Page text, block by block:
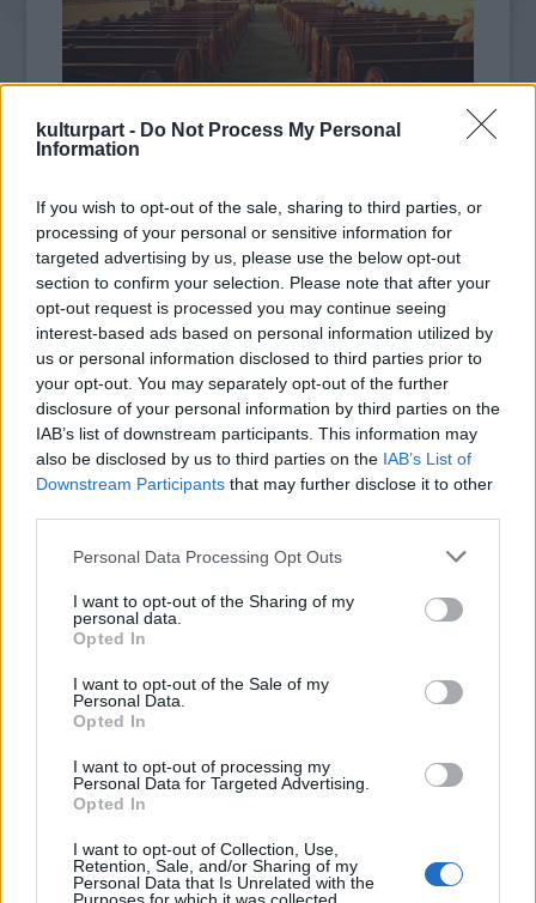
kulturpart - Do Not Process My Personal
Information
If you wish to opt-out of the sale, sharing to third parties, or
processing of your personal or sensitive information for
targeted advertising by us, please use the below opt-out
section to confirm your selection. Please note that after your
opt-out request is processed you may continue seeing
interest-based ads based on personal information utilized by
us or personal information disclosed to third parties prior to
your opt-out. You may separately opt-out of the further
disclosure of your personal information by third parties on the
IAB’s list of downstream participants. This information may
also be disclosed by us to third parties on the IAB’s List of
Downstream Participants that may further disclose it to other
Please note that this website/app uses one or more Google
not limited to your visit or usage behaviour. You may click to
grant or deny consent to Google and its third-party tags to
use your data for below specified purposes in below Google
consent section.
Personal Data Processing Opt Outs
I want to opt-out of the Sharing of my
personal data.
Opted In
I want to opt-out of the Sale of my
Personal Data.
Opted In
I want to opt-out of processing my
Personal Data for Targeted Advertising.
Opted In
I want to opt-out of Collection, Use,
Retention, Sale, and/or Sharing of my
Personal Data that Is Unrelated with the
Az Algériában született 59 éves Benzizine
helyszínek közé tartozó épületen. "Mikor 37
évvel ezelőtt elkezdtem templomokon
dolgozni, még bűnnek számított, ha egy
muszlim mecseten kívül más vallás szent
helyére is belépett" - mondta a férfi, aki úgy
tekint a róla mintázott vízköpőre, mint "a
béke és a tolerancia üzenetére", de
ugyanakkor mulattatja is a dolog. "Úgy néz ki,
mint én. A füleket leszámítva, amely úgy áll,
mint az ördögé, de a szobrász elmagyarázta,
hogy az angyaloknak is hegyes fülük van".
A legtöbbször groteszk teremtményeket
megformázó vízköpők a középkorban élték
virágkorukat, és a francia templomok kedvelt
díszítőelemei voltak. Nemcsak a
vízelvezetésért, hanem az ördög távol
tartásáért is feleltek. "Régi hagyomány, hogy
szobrot emelnek annak a mesterembernek,
aki sokat dolgozott az építkezésen, akár csak
viccből, gúnyból, vagy valódi tiszteletből" -
mondta Michel Cacaud, a lyoni katedrális
papja.
Franciaországban az iszlám a második vallás,
és az ország ennek megfelelően igyekszik
mindent megtenni a muszlimok békés